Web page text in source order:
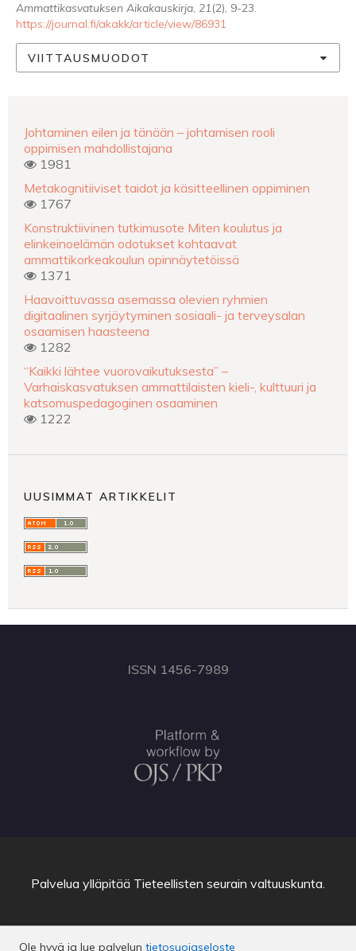
Ammattikasvatuksen Aikakauskirja, 21(2), 9-23.
https://journal.fi/akakk/article/view/86931
VIITTAUSMUODOT
Johtaminen eilen ja tänään – johtamisen rooli
oppimisen mahdollistajana
1981
Metakognitiiviset taidot ja käsitteellinen oppiminen
1767
Konstruktiivinen tutkimusote Miten koulutus ja
elinkeinoelämän odotukset kohtaavat
ammattikorkeakoulun opinnäytetöissä
1371
Haavoittuvassa asemassa olevien ryhmien
digitaalinen syrjäytyminen sosiaali- ja terveysalan
osaamisen haasteena
1282
“Kaikki lähtee vuorovaikutuksesta” –
Varhaiskasvatuksen ammattilaisten kieli-, kulttuuri ja
katsomuspedagoginen osaaminen
1222
UUSIMMAT ARTIKKELIT
ISSN 1456-7989
Ole hyvä ja lue palvelun tietosuojaseloste
Palvelua ylläpitää Tieteellisten seurain valtuuskunta.